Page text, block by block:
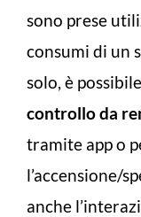
sono prese
consumi di un
solo, è
controllo da
tramite app o
l’accensione/
anche